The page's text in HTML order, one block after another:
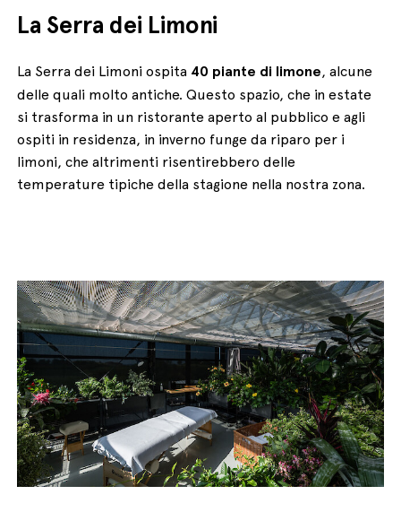
La Serra dei Limoni
La Serra dei Limoni ospita 40 piante di limone, alcune
delle quali molto antiche. Questo spazio, che in estate
si trasforma in un ristorante aperto al pubblico e agli
ospiti in residenza, in inverno funge da riparo per i
limoni, che altrimenti risentirebbero delle
temperature tipiche della stagione nella nostra zona.